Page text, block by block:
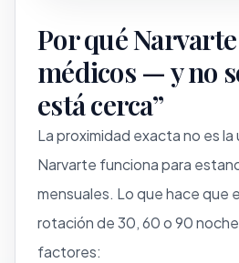
Por qué
médicos — y no
está cerca”
La proximidad exacta no es la
Narvarte funciona para
mensuales. Lo que hace que
rotación de 30, 60 o 90
factores: